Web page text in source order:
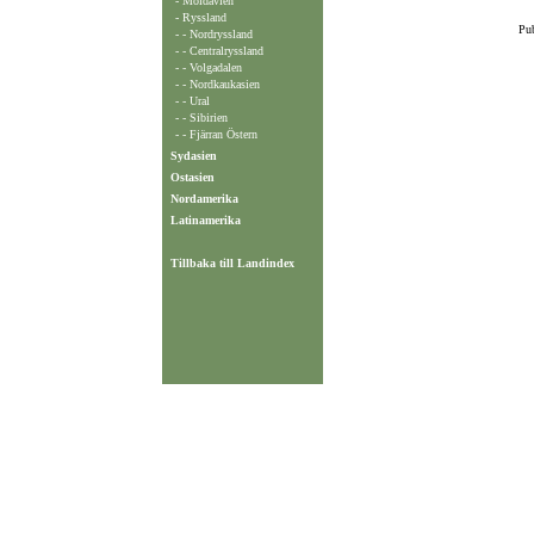
- Ryssland
- - Nordryssland
- - Centralryssland
- - Volgadalen
- - Nordkaukasien
- - Ural
- - Sibirien
- - Fjärran Östern
Sydasien
Ostasien
Nordamerika
Latinamerika
Tillbaka till Landindex